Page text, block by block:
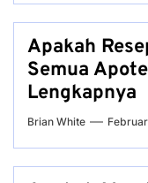
Apakah
Semua
Lengkapnya
Brian White